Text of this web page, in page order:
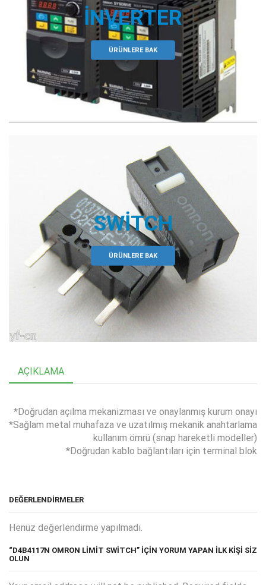
İNVERTER
ÜRÜNLERE BAK
SWITCH
ÜRÜNLERE BAK
AÇIKLAMA
*Doğrudan açılma mekanizması ve onaylanmış kurum onayı
*Sağlam metal muhafaza ve uzatılmış mekanik anahtarlama
kullanım ömrü (snap hareketli modeller)
*Doğrudan kablo bağlantıları için terminal blok
DEĞERLENDIRMELER
Henüz değerlendirme yapılmadı.
“D4B4117N OMRON LİMİT SWİTCH” IÇIN YORUM YAPAN ILK KIŞI SIZ
OLUN